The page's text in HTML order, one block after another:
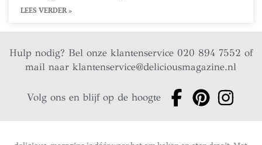
LEES VERDER »
Hulp nodig? Bel onze klantenservice 020 894 7552 of
mail naarklantenservice@deliciousmagazine.nl
Volg ons en blijf op de hoogte